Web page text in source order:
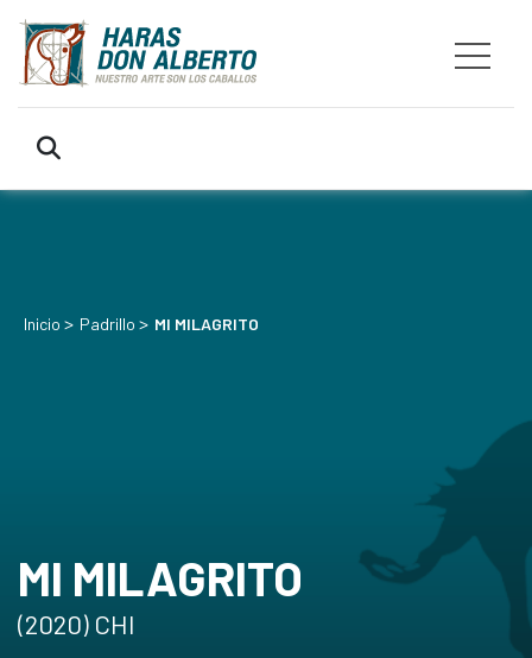
Inicio > Padrillo > MI MILAGRITO
MI MILAGRITO
(2020) CHI